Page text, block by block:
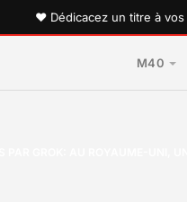
Dédicacez un titre à vos
M40